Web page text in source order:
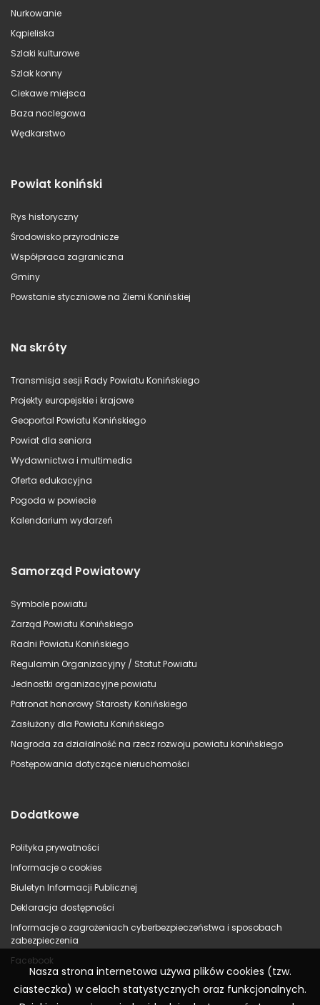
Nurkowanie
Kąpieliska
Szlaki kulturowe
Szlak konny
Ciekawe miejsca
Baza noclegowa
Wędkarstwo
Powiat koniński
Rys historyczny
Środowisko przyrodnicze
Współpraca zagraniczna
Gminy
Powstanie styczniowe na Ziemi Konińskiej
Na skróty
Transmisja sesji Rady Powiatu Konińskiego
Projekty europejskie i krajowe
Geoportal Powiatu Konińskiego
Powiat dla seniora
Wydawnictwa i multimedia
Oferta edukacyjna
Pogoda w powiecie
Kalendarium wydarzeń
Samorząd Powiatowy
Symbole powiatu
Zarząd Powiatu Konińskiego
Radni Powiatu Konińskiego
Regulamin Organizacyjny / Statut Powiatu
Jednostki organizacyjne powiatu
Patronat honorowy Starosty Konińskiego
Zasłużony dla Powiatu Konińskiego
Nagroda za działalność na rzecz rozwoju powiatu konińskiego
Postępowania dotyczące nieruchomości
Dodatkowe
Polityka prywatności
Informacje o cookies
Biuletyn Informacji Publicznej
Deklaracja dostępności
Informacje o zagrożeniach cyberbezpieczeństwa i sposobach
zabezpieczenia
Facebook
Nasza strona internetowa używa plików cookies (tzw.
ciasteczka) w celach statystycznych oraz funkcjonalnych.